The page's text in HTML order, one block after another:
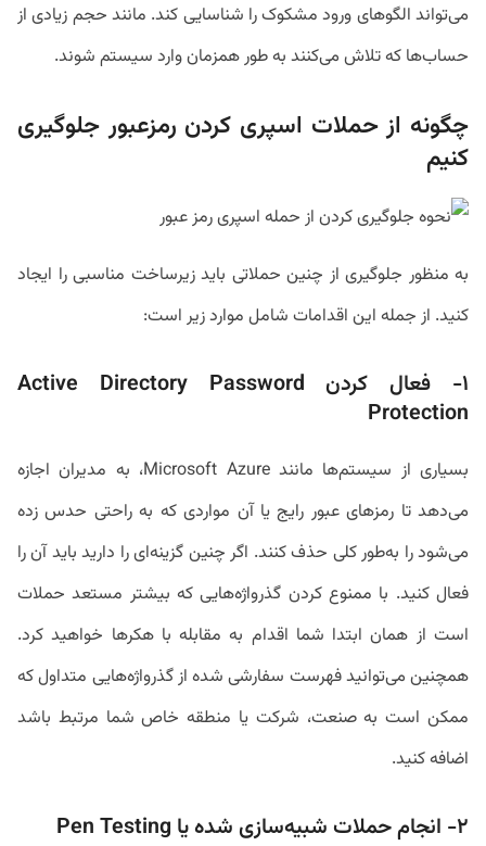
می‌تواند الگوهای ورود مشکوک را شناسایی کند. مانند حجم زیادی از
حساب‌ها که تلاش می‌کنند به طور همزمان وارد سیستم شوند.
چگونه از حملات اسپری کردن رمزعبور جلوگیری
کنیم
به منظور جلوگیری از چنین حملاتی باید زیرساخت مناسبی را ایجاد
کنید. از جمله این اقدامات شامل موارد زیر است:
۱- فعال کردن Active Directory Password
Protection
بسیاری از سیستم‌ها مانند Microsoft Azure، به مدیران اجازه
می‌دهد تا رمزهای عبور رایج یا آن مواردی که به راحتی حدس زده
می‌شود را به‌طور کلی حذف کنند. اگر چنین گزینه‌ای را دارید باید آن را
فعال کنید. با ممنوع کردن گذرواژه‌هایی که بیشتر مستعد حملات
است از همان ابتدا شما اقدام به مقابله با هکرها خواهید کرد.
همچنین می‌توانید فهرست سفارشی شده از گذرواژه‌هایی متداول که
ممکن است به صنعت، شرکت یا منطقه خاص شما مرتبط باشد
اضافه کنید.
۲- انجام حملات شبیه‌سازی شده یا Pen Testing